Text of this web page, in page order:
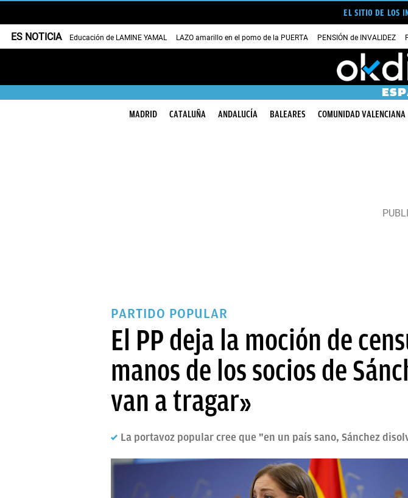
EL SITIO DE LOS
ES NOTICIA Educación de LAMINE YAMAL LAZO amarillo en el pomo de la PUERTA PENSIÓN de INVALIDEZ
MADRID CATALUÑA ANDALUCÍA BALEARES COMUNIDAD VALENCIANA
PARTIDO POPULAR
El PP deja la moción de
manos de los socios de
van a tragar»
La portavoz popular cree que "en un país sano, Sánchez